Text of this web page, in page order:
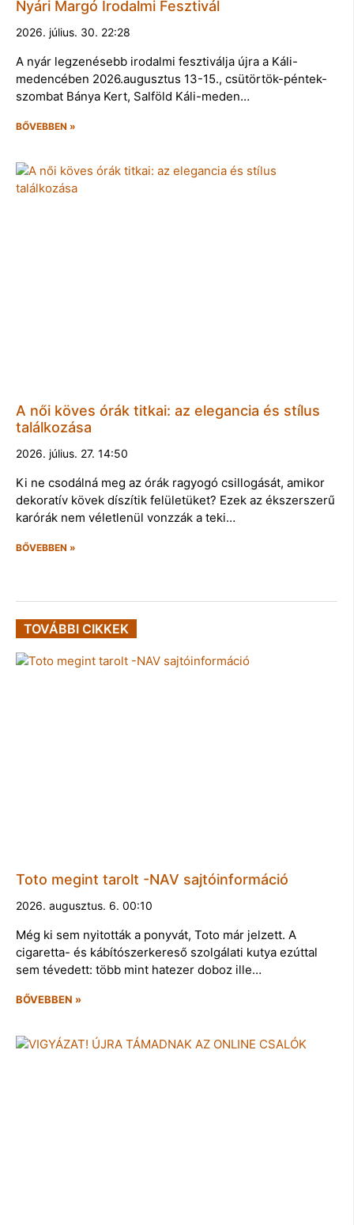
Nyári Margó Irodalmi Fesztivál
2026. július. 30. 22:28
A nyár legzenésebb irodalmi fesztiválja újra a Káli-
medencében 2026.augusztus 13-15., csütörtök-péntek-
szombat Bánya Kert, Salföld Káli-meden…
BŐVEBBEN »
A női köves órák titkai: az elegancia és stílus
találkozása
2026. július. 27. 14:50
Ki ne csodálná meg az órák ragyogó csillogását, amikor
dekoratív kövek díszítik felületüket? Ezek az ékszerszerű
karórák nem véletlenül vonzzák a teki…
BŐVEBBEN »
TOVÁBBI CIKKEK
Toto megint tarolt -NAV sajtóinformáció
2026. augusztus. 6. 00:10
Még ki sem nyitották a ponyvát, Toto már jelzett. A
cigaretta- és kábítószerkereső szolgálati kutya ezúttal
sem tévedett: több mint hatezer doboz ille…
BŐVEBBEN »